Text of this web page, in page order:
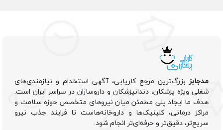
مدجابزبزرگ‌ترین مرجع کاریابی، آگهی استخدام و نیازمندی‌های
شغلی ویژه پزشکان، دندانپزشکان و داروسازان در سراسر ایران است.
هدف ما ایجاد پلی مطمئن میان نیروهای متخصص حوزه سلامت و
مراکز درمانی، کلینیک‌ها و داروخانه‌هاست تا فرایند جذب نیرو
سریع‌تر، دقیق‌تر و حرفه‌ای‌تر انجام شود.